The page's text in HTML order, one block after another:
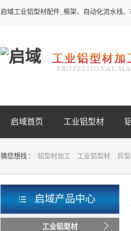
启域工业铝型材配件_框架、自动化流水线
启域首页 工业铝型材
猜您想找 ： 铝型材加工 工业铝型材 异
启域产品中心
工业铝型材